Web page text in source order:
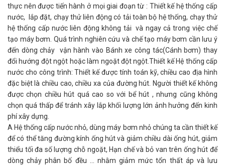
thực nên được tiến hành ở mọi giai đoạn từ : Thiết kế hệ thống cấp
nước, lắp đặt, chạy thử liên động có tải toàn bộ hệ thống, chạy thử
hệ thống cấp nước liên động không tải và ngay cả trong việc chế
tạo máy bơm. Quá trình nghiên cứu và chế tạo máy bơm cần lưu ý
đến dòng chảy vận hành vào Bánh xe công tác(Cánh bơm) thay
đổi hướng đột ngột hoặc làm ngoặt đột ngột.Thiết kế Hệ thống cấp
nước cho công trình: Thiết kế được tính toán kỹ, chiều cao địa hình
đặc biệt là chiều cao, chiều xa của đường hút. Người thiết kế không
được chọn chiều hút quá cao so với bể hút , nhưng cũng không
chọn quá thấp để tránh xây lắp khối lượng lớn ảnh hưởng đến kinh
phí xây dựng.
A Hệ thống cấp nước nhỏ, dùng máy bơm nhỏ chúng ta cần thiết kế
để có thể tăng đường kính ống hút và giảm chiều dài ống hút, giảm
thiểu tối đa số lượng chỗ ngoặt, Hạn chế và bỏ van trên ống hút để
dòng chảy phân bố đều … nhằm giảm mức tổn thất áp và lưu